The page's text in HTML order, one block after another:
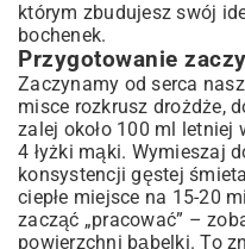
którym zbudujesz swój
bochenek.
Przygotowanie
Zaczynamy od serca
misce rozkrusz drożdże,
zalej około 100 ml letniej
4 łyżki mąki. Wymieszaj
konsystencji gęstej
ciepłe miejsce na 15-20
zacząć „pracować” –
powierzchni bąbelki. To